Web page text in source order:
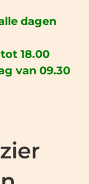
dagen
18.00
van 09.30